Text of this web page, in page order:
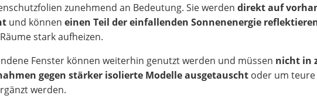
zunehmend an Bedeutung. Sie werdendirekt auf
und könneneinen Teil der einfallenden Sonnenenergie
stark aufheizen.
Fenster können weiterhin genutzt werden und müssen nicht in
gegen stärker isolierte Modelle ausgetauscht oder um teure
werden.